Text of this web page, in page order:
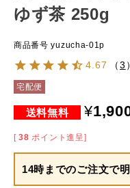
ゆず茶 250g
商品番号 yuzucha-01p
4.67 （3 ）
宅配便
¥
[ 38 ポイント進呈]
14時までのご注文で